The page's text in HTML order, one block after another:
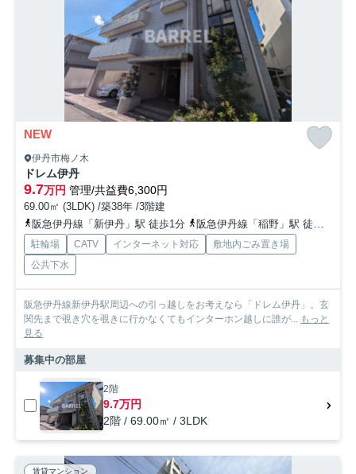
NEW
伊丹市梅ノ木
ドレム伊丹
9.7万円 管理/共益費6,300円
69.00㎡ (3LDK) /築38年 /3階建
阪急伊丹線「新伊丹」駅 徒歩1分
阪急伊丹線「稲野」駅 徒歩12分
駐輪場 CATV インターネット対応
敷地内ごみ置き場
公共下水
阪急伊丹線新伊丹駅周辺への引っ越しをお考えなら「ドレム伊丹」。玄
関先まで覗き穴を覗きに行かなくてもインターホン越しに誰が... もっと
見る
募集中の部屋
2階
9.7万円
2階 / 69.00㎡ / 3LDK
賃貸マンション